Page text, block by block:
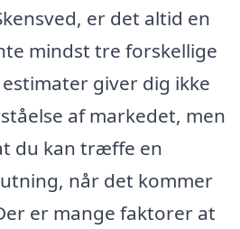
er det altid en
mindst tre forskellige
giver dig ikke
af markedet, men
du kan træffe en
når det kommer
er mange faktorer at